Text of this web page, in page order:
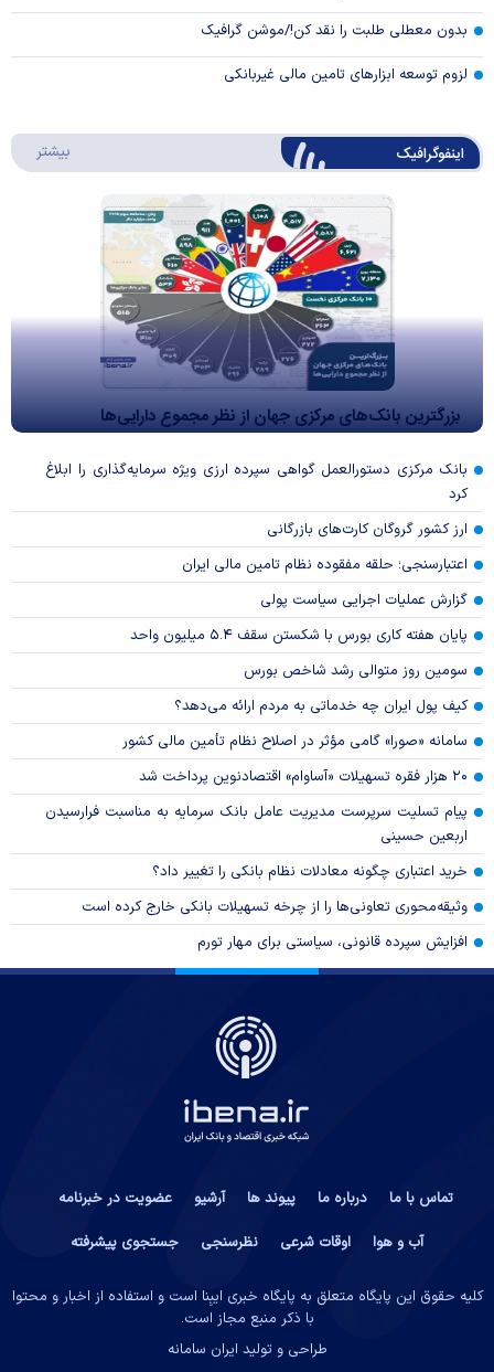
بدون معطلی طلبت را نقد کن!/موشن گرافیک
لزوم توسعه ابزارهای تامین مالی غیربانکی
اینفوگرافیک بیشتر
بزرگترین بانک‌های مرکزی جهان از نظر مجموع دارایی‌ها
بانک مرکزی دستورالعمل گواهی سپرده ارزی ویژه سرمایه‌گذاری را ابلاغ
کرد
ارز کشور گروگان کارت‌های بازرگانی
اعتبارسنجی؛ حلقه مفقوده نظام تامین مالی ایران
گزارش عملیات اجرایی سیاست پولی
پایان هفته کاری بورس با شکستن سقف ۵.۴ میلیون واحد
سومین روز متوالی رشد شاخص بورس
کیف پول ایران چه خدماتی به مردم ارائه می‌دهد؟
سامانه «صورا» گامی مؤثر در اصلاح نظام تأمین مالی کشور
۲۰ هزار فقره تسهیلات «آساوام» اقتصادنوین پرداخت شد
پیام تسلیت سرپرست مدیریت عامل بانک سرمایه به مناسبت فرارسیدن
اربعین حسینی
خرید اعتباری چگونه معادلات نظام بانکی را تغییر داد؟
وثیقه‌محوری تعاونی‌ها را از چرخه تسهیلات بانکی خارج کرده است
افزایش سپرده قانونی، سیاستی برای مهار تورم
تماس با ما درباره ما پیوند ها آرشیو
عضویت در خبرنامه
آب و هوا
اوقات شرعی نظرسنجی جستجوی پیشرفته
کلیه حقوق این پایگاه متعلق به پایگاه خبری ایبِنا است و استفاده از اخبار و محتوا
با ذکر منبع مجاز است.
طراحی و تولید ایران سامانه